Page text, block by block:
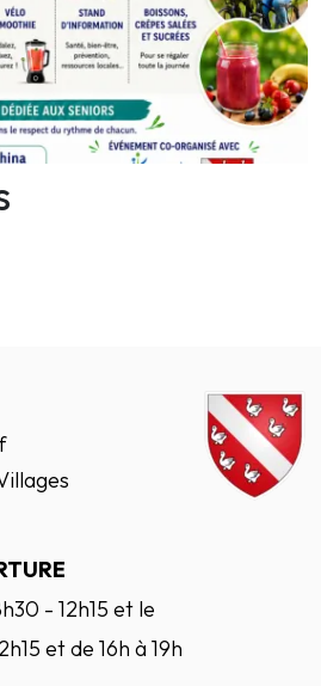
- 12h15 et le
et de 16h à 19h